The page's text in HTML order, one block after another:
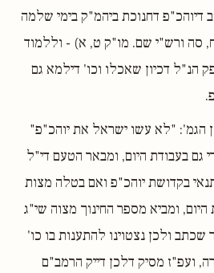
דיוהכ"פ דחנוכת ביהמ"ק בימי שלמה
סה ורש"י שם. מו"ק ט, א) - וללמוד
הנ"ל דכיון שאכלו וכו' דילמא גם
הגמ': "לא עשו ישראל את יוהכ"פ"
גם בעבודת היום, ומבאר הטעם די"ל
בקדושת יוהכ"פ ואם בטלה מצות
היום, ומביא מספר החינוך מצוה שי"ג
ולכן נצטוינו להתענות בו כו'
ועפ"ז מסיק דלכן דייק הרמב"ם